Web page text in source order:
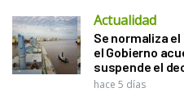
Actualidad
Se normaliza
el Gobierno
suspende el
hace 5 días